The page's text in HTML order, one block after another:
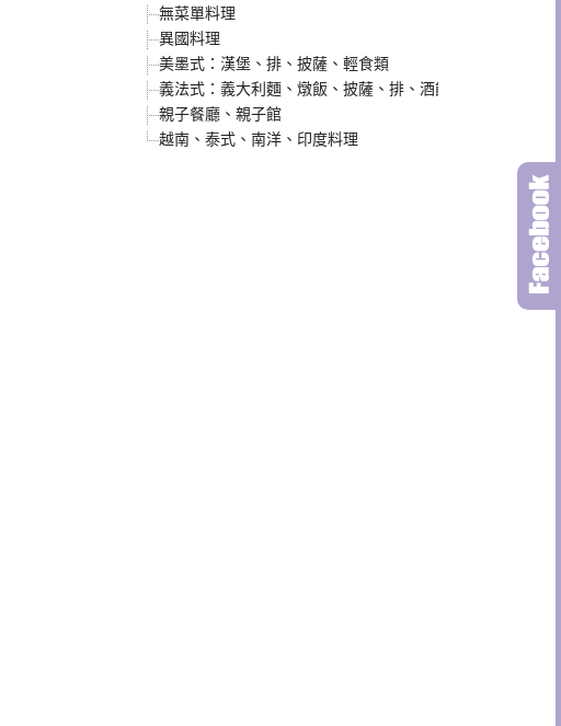
無菜單料理
異國料理
美墨式：漢堡、排、披薩、輕食類
義法式：義大利麵、燉飯、披薩、排、酒館類
親子餐廳、親子館
越南、泰式、南洋、印度料理